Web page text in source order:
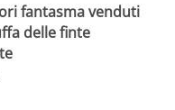
fantasma venduti
delle finte